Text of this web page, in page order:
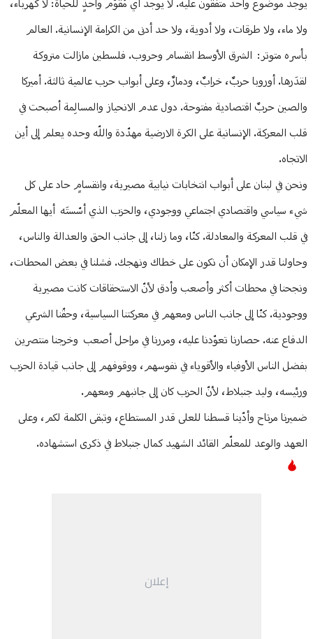
يوجد موضوع واحد متفقون عليه. لا يوجد أي مُقوّم واحدٍ للحياة: لا كهرباء،
ولا ماء، ولا طرقات، ولا أدوية، ولا حد أدنى من الكرامة الإنسانية. العالم
بأسره متوتر: الشرق الأوسط انقسام وحروب. فلسطين مازالت متروكة
لقدَرها. أوروبا حربٌ، خرابٌ، ودمارٌ، وعلى أبواب حرب عالمية ثالثة. أميركا
والصين حربٌ اقتصادية مفتوحة. دول عدم الانحياز والمسالِمة أصبحت في
قلب المعركة. الإنسانية على الكرة الارضية مهدّدة واللّه وحده يعلم إلى أين
الاتجاه.
ونحن في لبنان على أبواب انتخابات نيابية مصيرية، وانقسامٍ حاد على كل
شيء سياسي واقتصادي اجتماعي ووجودي، والحزب الذي أسّستَه أيها المعلّم
في قلب المعركة والمعادلة. كنّا، وما زلنا، إلى جانب الحق والعدالة والناس،
وحاولنا قدر الإمكان أن نكون على خطاك ونهجك. فشلنا في بعض المحطات،
ونجحنا في محطات أكثر وأصعب وأدق لأنّ الاستحقاقات كانت مصيرية
ووجودية. كنّا إلى جانب الناس ومعهم في معركتنا السياسية، وحقّنا الشرعي
الدفاع عنه. حصارنا تعوّدنا عليه، ومررنا في مراحل أصعب وخرجنا منتصرين
بفضل الناس الأوفياء والأقوياء في نفوسهم، ووقوفهم إلى جانب قيادة الحزب
ورئيسه، وليد جنبلاط، لأنّ الحزب كان إلى جانبهم ومعهم.
ضميرنا مرتاح وأدّينا قسطنا للعلى قدر المستطاع، وتبقى الكلمة لكم، وعلى
العهد والوعد للمعلّم القائد الشهيد كمال جنبلاط في ذكرى استشهاده.
إعلان